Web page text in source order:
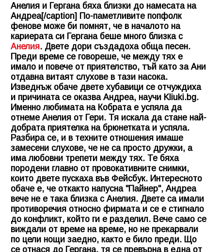
Анелия и Гергана бяха близки до намесата на
Андреа[/caption] По-паметливите попфолк
фенове може би помнят, че в началото на
кариерата си Гергана беше много близка с
Анелия. Двете дори създадоха обща песен.
Преди време се говореше, че между тях е
имало и повече от приятелство, тъй като за Ани
отдавна витаят слухове в тази насока.
Изведнъж обаче двете хубавици се отчуждиха
и причината се оказва Андреа, научи Kliuki.bg.
Именно любимата на Кобрата е успяла да
отнеме Анелия от Гери. Тя искала да стане най-
добрата приятелка на брюнетката и успяла.
Разбира се, и в техните отношения имаше
замесени слухове, че не са просто дружки, а
има любовни трепети между тях. Те бяха
породени главно от провокативните снимки,
които двете пускаха във Фейсбук. Интересното
обаче е, че откакто напусна "Пайнер", Андреа
вече не е така близка с Анелия. Двете са имали
противоречия относно фирмата и се е стигнало
до конфликт, който ги е разделил. Вече само се
виждали от време на време, но не прекарвали
по цели нощи заедно, както е било преди. Що
се отнася до Гергана, тя се превърна в една от